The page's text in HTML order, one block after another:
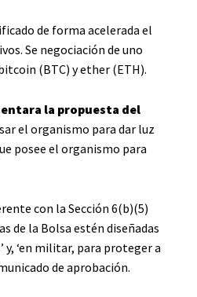
de forma acelerada el
Se negociación de uno
(BTC) y ether (ETH).
la propuesta del
el organismo para dar luz
posee el organismo para
con la Sección 6(b)(5)
de la Bolsa estén diseñadas
y, ‘en militar, para proteger a
de aprobación.